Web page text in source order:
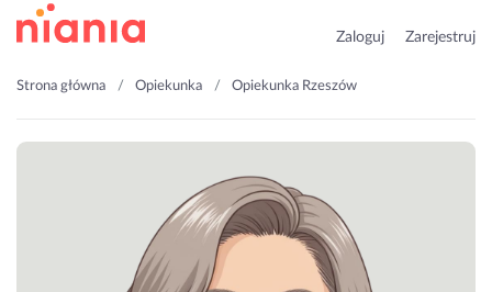
Zaloguj Zarejestruj
Strona główna Opiekunka Opiekunka Rzeszów